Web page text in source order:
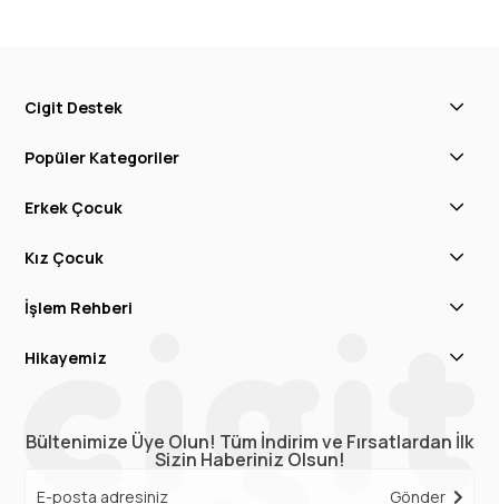
Cigit Destek
Popüler Kategoriler
Erkek Çocuk
Kız Çocuk
İşlem Rehberi
Hikayemiz
Bültenimize Üye Olun! Tüm İndirim ve Fırsatlardan İlk
Sizin Haberiniz Olsun!
Gönder